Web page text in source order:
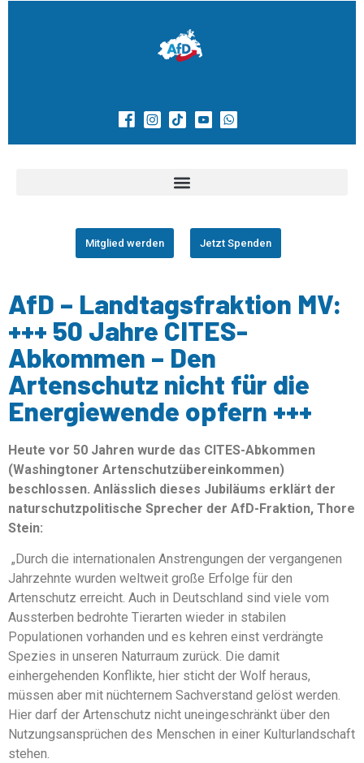
Mitglied werden Jetzt Spenden
AfD – Landtagsfraktion MV:
+++ 50 Jahre CITES-
Abkommen – Den
Artenschutz nicht für die
Energiewende opfern +++
Heute vor 50 Jahren wurde das CITES-Abkommen
(Washingtoner Artenschutzübereinkommen)
beschlossen. Anlässlich dieses Jubiläums erklärt der
naturschutzpolitische Sprecher der AfD-Fraktion, Thore
Stein:
„Durch die internationalen Anstrengungen der vergangenen
Jahrzehnte wurden weltweit große Erfolge für den
Artenschutz erreicht. Auch in Deutschland sind viele vom
Aussterben bedrohte Tierarten wieder in stabilen
Populationen vorhanden und es kehren einst verdrängte
Spezies in unseren Naturraum zurück. Die damit
einhergehenden Konflikte, hier sticht der Wolf heraus,
müssen aber mit nüchternem Sachverstand gelöst werden.
Hier darf der Artenschutz nicht uneingeschränkt über den
Nutzungsansprüchen des Menschen in einer Kulturlandschaft
stehen.